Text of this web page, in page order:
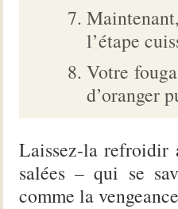
l’étape
Votre
d’oranger
Laissez-la refroidir
salées – qui se
comme la